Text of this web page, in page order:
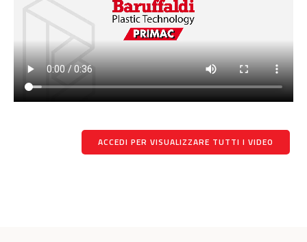
ACCEDI PER VISUALIZZARE TUTTI I VIDEO